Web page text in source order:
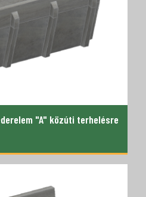
"A" közúti terhelésre